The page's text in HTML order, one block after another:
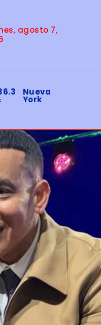
agosto 7,
Nueva
York